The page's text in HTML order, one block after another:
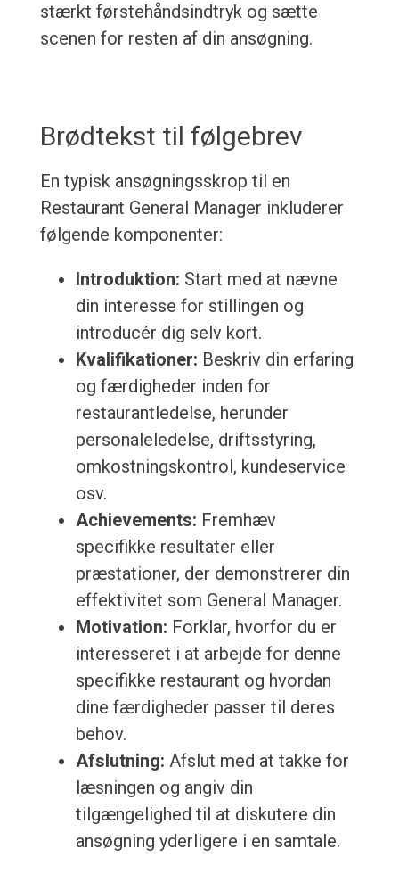
stærkt førstehåndsindtryk og sætte
scenen for resten af din ansøgning.
Brødtekst til følgebrev
En typisk ansøgningsskrop til en
Restaurant General Manager inkluderer
følgende komponenter:
Introduktion: Start med at nævne
din interesse for stillingen og
introducér dig selv kort.
Kvalifikationer: Beskriv din erfaring
og færdigheder inden for
restaurantledelse, herunder
personaleledelse, driftsstyring,
omkostningskontrol, kundeservice
osv.
Achievements: Fremhæv
specifikke resultater eller
præstationer, der demonstrerer din
effektivitet som General Manager.
Motivation: Forklar, hvorfor du er
interesseret i at arbejde for denne
specifikke restaurant og hvordan
dine færdigheder passer til deres
behov.
Afslutning: Afslut med at takke for
læsningen og angiv din
tilgængelighed til at diskutere din
ansøgning yderligere i en samtale.